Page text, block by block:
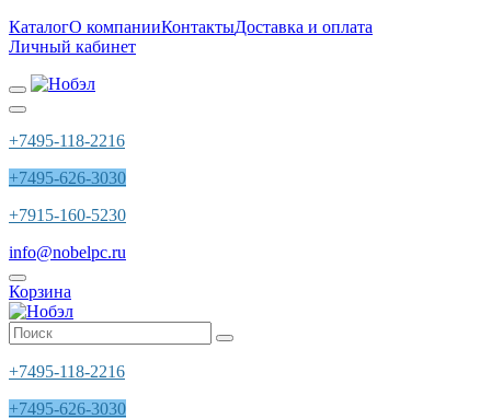
КаталогО компанииКонтактыДоставка и оплата
Личный кабинет
+7495-118-2216
+7495-626-3030
+7915-160-5230
info@nobelpc.ru
Корзина
+7495-118-2216
+7495-626-3030